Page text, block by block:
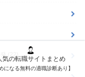
発(22)
気の転職サイトまとめ
になる無料の適職診断あり】